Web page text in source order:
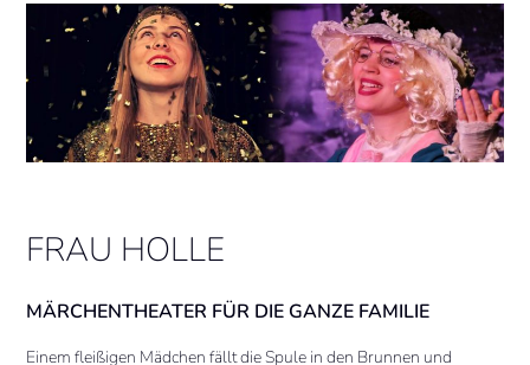
menu
menu
FRAU HOLLE
MÄRCHENTHEATER FÜR DIE GANZE FAMILIE
Einem fleißigen Mädchen fällt die Spule in den Brunnen und